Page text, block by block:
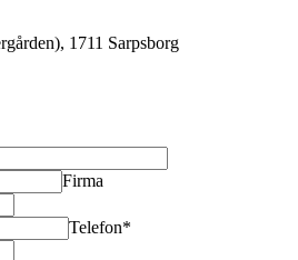
1711 Sarpsborg
Firma
Telefon*